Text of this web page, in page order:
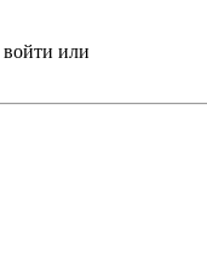
войти или